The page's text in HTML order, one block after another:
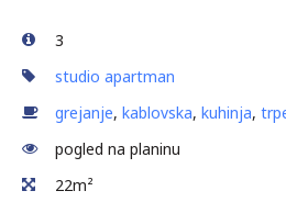
3
studio apartman
grejanje, kablovska, kuhinja,
pogled na planinu
22m²